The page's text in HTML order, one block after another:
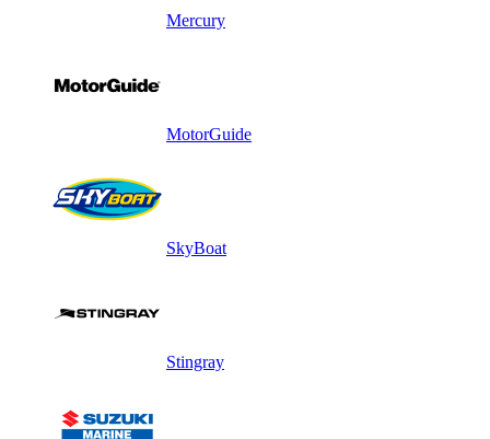
Mercury
MotorGuide
SkyBoat
Stingray